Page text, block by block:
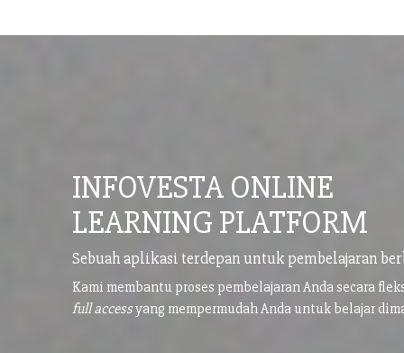
INFOVESTA ONLINE
LEARNING PLATFORM
Sebuah aplikasi terdepan untuk pembelajaran
Kami membantu proses pembelajaran Anda secara
full accessyang mempermudah Anda untuk belajar